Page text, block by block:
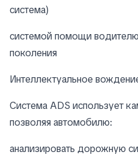
система)
системой помощи
поколения
Интеллектуальное
Система ADS использует
позволяя автомобилю:
анализировать дорожную